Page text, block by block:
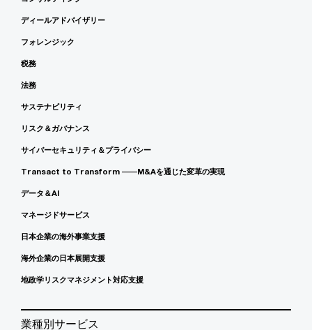
ディールアドバイザリー
フォレンジック
税務
法務
サステナビリティ
リスク＆ガバナンス
サイバーセキュリティ＆プライバシー
Transact to Transform ――M&Aを通じた変革の実現
データ＆AI
マネージドサービス
日本企業の海外事業支援
海外企業の日本展開支援
地政学リスクマネジメント対応支援
業種別サービス